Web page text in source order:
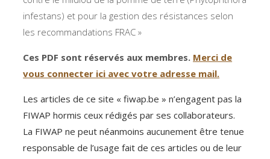
infestans) et pour la gestion des résistances selon
les recommandations FRAC »
Ces PDF sont réservés aux membres. Merci de
vous connecter ici avec votre adresse mail.
Les articles de ce site « fiwap.be » n’engagent pas la
FIWAP hormis ceux rédigés par ses collaborateurs.
La FIWAP ne peut néanmoins aucunement être tenue
responsable de l’usage fait de ces articles ou de leur